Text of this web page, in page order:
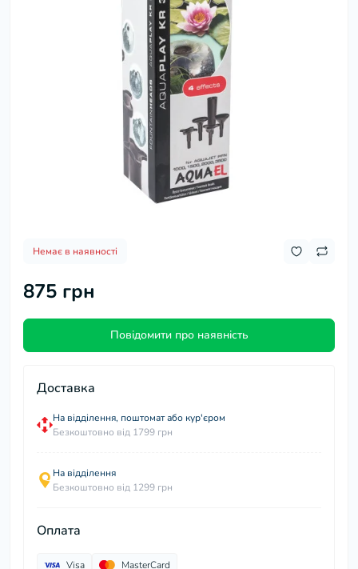
Немає в наявності
875 грн
Повідомити про наявність
Доставка
На відділення, поштомат або кур'єром
Безкоштовно від 1799 грн
На відділення
Безкоштовно від 1299 грн
Оплата
Visa
MasterCard